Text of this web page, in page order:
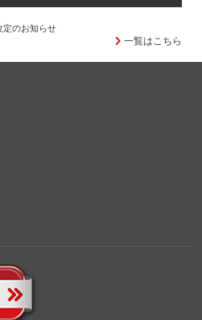
定のお知らせ
一覧はこちら